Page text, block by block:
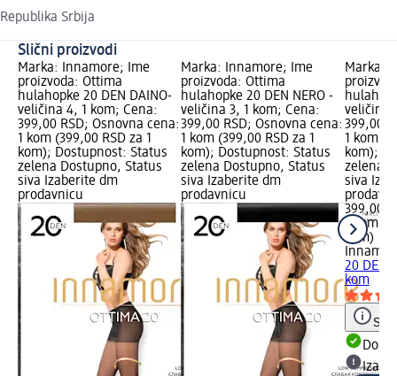
Republika Srbija
Slični proizvodi
Marka: Innamore; Ime
proizvoda: Ottima
hulahopke 20 DEN DAINO-
veličina 4, 1 kom; Cena:
399,00 RSD; Osnovna cena:
1 kom (399,00 RSD za 1
kom); Dostupnost: Status
zelena Dostupno, Status
siva Izaberite dm
prodavnicu
Marka: Innamore; Ime
proizvoda: Ottima
hulahopke 20 DEN NERO -
veličina 3, 1 kom; Cena:
399,00 RSD; Osnovna cena:
1 kom (399,00 RSD za 1
kom); Dostupnost: Status
zelena Dostupno, Status
siva Izaberite dm
prodavnicu
Marka:
veličina
399,00
1 kom
kom);
zelena
siva
399,00
1 kom
kom)
20 DEN
kom